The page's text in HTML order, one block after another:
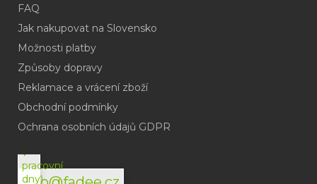
FAQ
Jak nakupovat na Slovensko
Možnosti platby
Způsoby dopravy
Reklamace a vrácení zboží
Obchodní podmínky
Ochrana osobních údajů GDPR
(odpověď
do
v
pracovní
dny)